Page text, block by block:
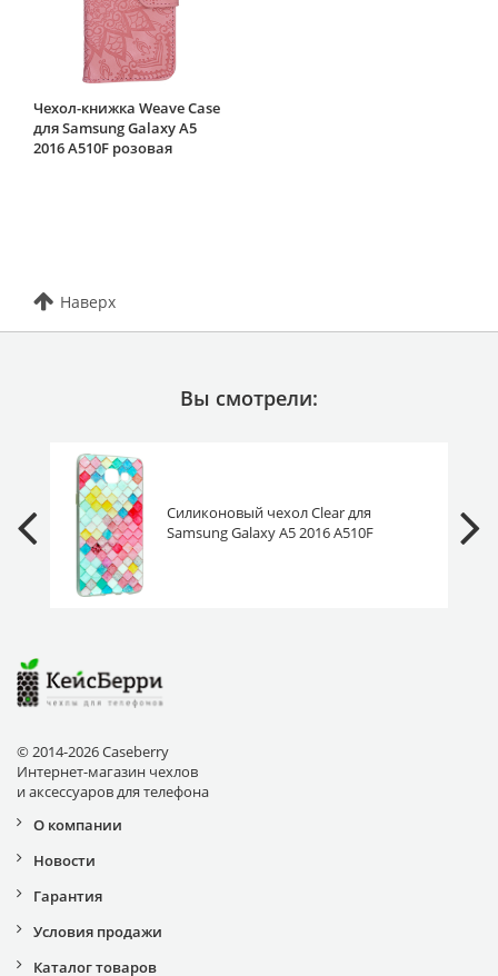
Чехол-книжка Weave Case
для Samsung Galaxy A5
2016 A510F розовая
Наверх
Вы смотрели:
Силиконовый чехол Clear для
Samsung Galaxy A5 2016 A510F
© 2014-2026 Caseberry
Интернет-магазин чехлов
и аксессуаров для телефона
О компании
Новости
Гарантия
Условия продажи
Каталог товаров